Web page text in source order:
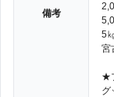
備考
5
宮
★
グ